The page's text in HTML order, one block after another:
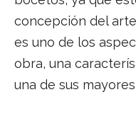
concepción del
es uno de los
obra, una
una de sus